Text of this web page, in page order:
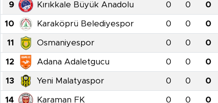
9 Kırıkkale Büyük Anadolu 0 0 0
10 Karaköprü Belediyespor 0 0 0
11 Osmaniyespor 0 0 0
12 Adana Adaletgucu 0 0 0
13 Yeni Malatyaspor 0 0 0
14 Karaman FK 0 0 0